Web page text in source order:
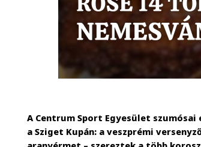
A Centrum Sport Egyesület
a Sziget Kupán: a veszprémi